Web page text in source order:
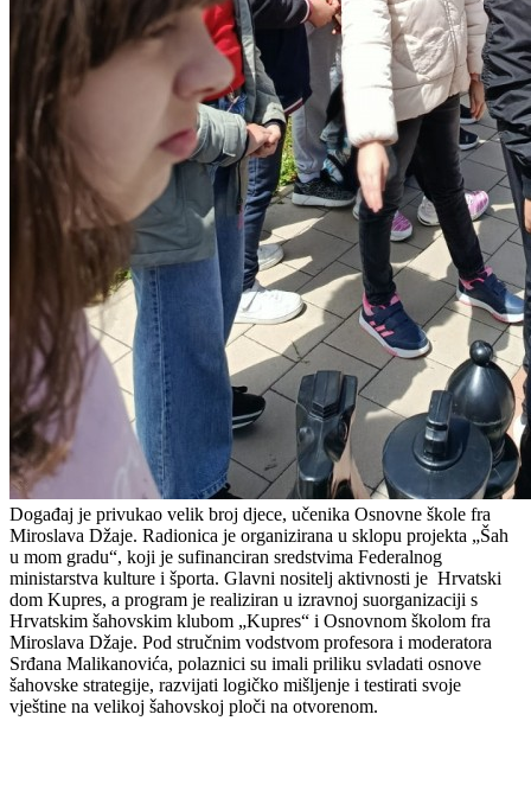
Događaj je privukao velik broj djece, učenika Osnovne škole fra
Miroslava Džaje. Radionica je organizirana u sklopu projekta „Šah
u mom gradu“, koji je sufinanciran sredstvima Federalnog
ministarstva kulture i športa. Glavni nositelj aktivnosti je Hrvatski
dom Kupres, a program je realiziran u izravnoj suorganizaciji s
Hrvatskim šahovskim klubom „Kupres“ i Osnovnom školom fra
Miroslava Džaje. Pod stručnim vodstvom profesora i moderatora
Srđana Malikanovića, polaznici su imali priliku svladati osnove
šahovske strategije, razvijati logičko mišljenje i testirati svoje
vještine na velikoj šahovskoj ploči na otvorenom.